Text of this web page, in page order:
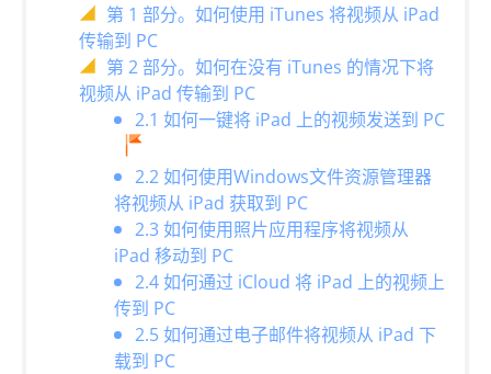
第 1 部分。如何使用 iTunes 将视频从 iPad
传输到 PC
第 2 部分。如何在没有 iTunes 的情况下将
视频从 iPad 传输到 PC
2.1 如何一键将 iPad 上的视频发送到 PC
2.2 如何使用Windows文件资源管理器
将视频从 iPad 获取到 PC
2.3 如何使用照片应用程序将视频从
iPad 移动到 PC
2.4 如何通过 iCloud 将 iPad 上的视频上
传到 PC
2.5 如何通过电子邮件将视频从 iPad 下
载到 PC